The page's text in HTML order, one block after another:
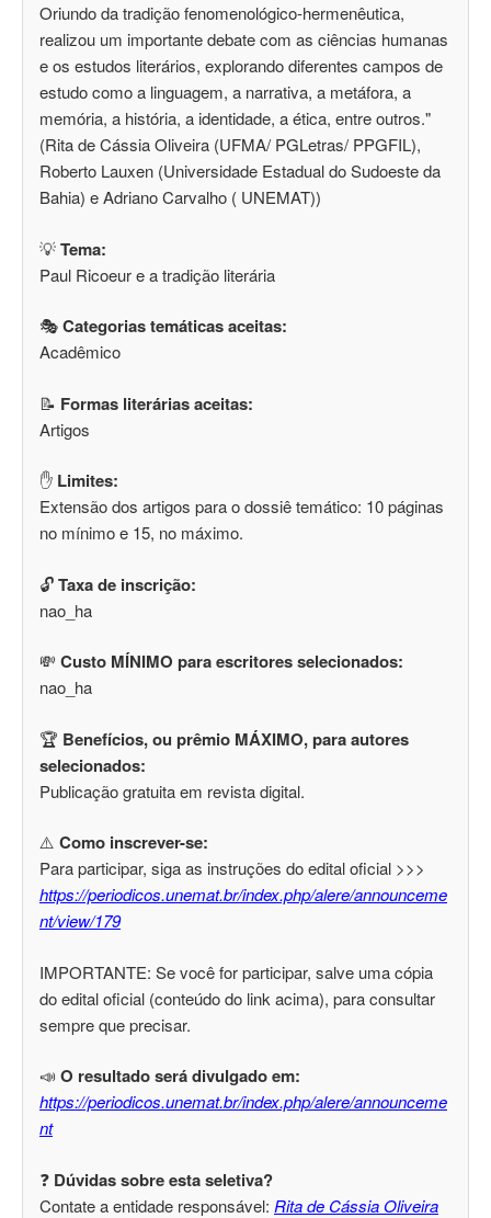
Oriundo da tradição fenomenológico-hermenêutica,
realizou um importante debate com as ciências humanas
e os estudos literários, explorando diferentes campos de
estudo como a linguagem, a narrativa, a metáfora, a
memória, a história, a identidade, a ética, entre outros."
(Rita de Cássia Oliveira (UFMA/ PGLetras/ PPGFIL),
Roberto Lauxen (Universidade Estadual do Sudoeste da
Bahia) e Adriano Carvalho ( UNEMAT))
💡Tema:
Paul Ricoeur e a tradição literária
🎭Categorias temáticas aceitas:
Acadêmico
📝 Formas literárias aceitas:
Artigos
✋ Limites:
Extensão dos artigos para o dossiê temático: 10 páginas
no mínimo e 15, no máximo.
🔓Taxa de inscrição:
nao_ha
💸 Custo MÍNIMO para escritores selecionados:
nao_ha
🏆 Benefícios, ou prêmio MÁXIMO, para autores
selecionados:
Publicação gratuita em revista digital.
⚠️ Como inscrever-se:
Para participar, siga as instruções do edital oficial >>>
https://periodicos.unemat.br/index.php/alere/announceme
nt/view/179
IMPORTANTE: Se você for participar, salve uma cópia
do edital oficial (conteúdo do link acima), para consultar
sempre que precisar.
📣 O resultado será divulgado em:
https://periodicos.unemat.br/index.php/alere/announceme
nt
❓ Dúvidas sobre esta seletiva?
Contate a entidade responsável: Rita de Cássia Oliveira